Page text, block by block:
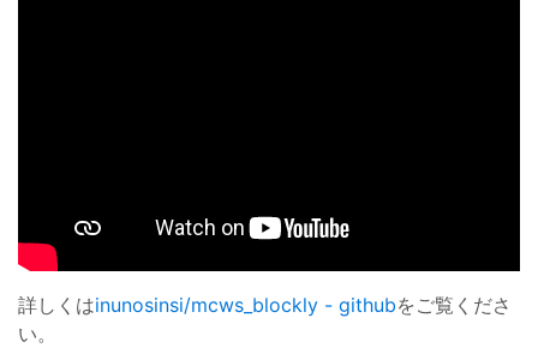
詳しくはinunosinsi/mcws_blockly - githubをご覧くださ
い。